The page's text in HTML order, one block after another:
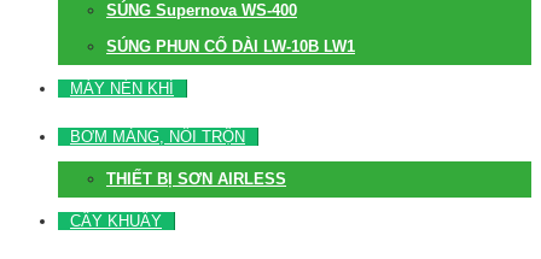
SÚNG Supernova WS-400
SÚNG PHUN CỔ DÀI LW-10B LW1
MÁY NÉN KHÍ
BƠM MÀNG, NỒI TRỘN
THIẾT BỊ SƠN AIRLESS
CÂY KHUẤY